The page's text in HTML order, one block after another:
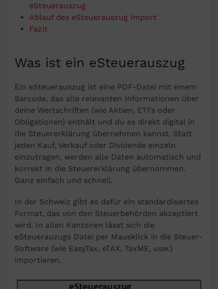
eSteuerauszug
Ablauf des eSteuerauszug Import
Fazit
Was ist ein eSteuerauszug
Ein eSteuerauszug ist eine PDF-Datei mit einem
Barcode, das alle relevanten Informationen über
deine Wertschriften (wie Aktien, ETFs oder
Obligationen) enthält und du es direkt digital in
die Steuererklärung übernehmen kannst. Statt
jeden Kauf, Verkauf oder Dividende einzeln
einzutragen, werden alle Daten automatisch und
korrekt in die Steuererklärung übernommen.
Ganz einfach und schnell.
In der Schweiz gibt es dafür ein standardisiertes
Format, das von den Steuerbehörden akzeptiert
wird. In allen Kantonen lässt sich die
eSteuerauzugs Datei per Mausklick in die Steuer-
Software (wie EasyTax, eTAX, TaxME, usw.)
importieren.